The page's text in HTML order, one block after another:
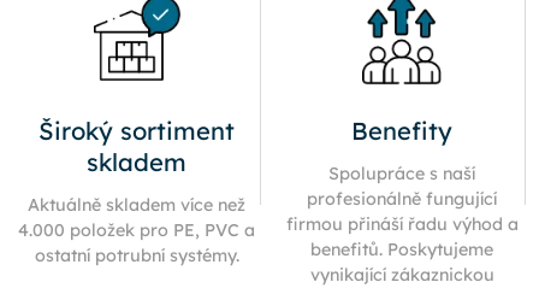
Široký sortiment
skladem
Aktuálně skladem více než
4.000 položek pro PE, PVC a
ostatní potrubní systémy.
Benefity
Spolupráce s naší
profesionálně fungující
firmou přináší řadu výhod a
benefitů. Poskytujeme
vynikající zákaznickou